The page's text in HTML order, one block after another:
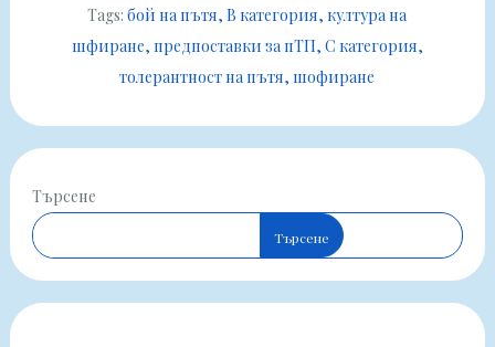
Tags:бой на пътя В категория култура на
шфиране предпоставки за пТП С категория
толерантност на пътя шофиране
Търсене
Търсене